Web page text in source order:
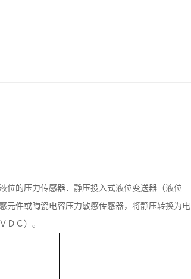
位的压力传感器．静压投入式液位变送器（液位
元件或陶瓷电容压力敏感传感器，将静压转换为电
ＤＣ）。